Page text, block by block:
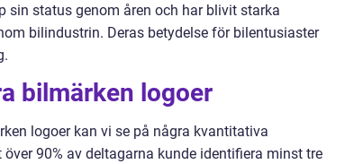
sin status genom åren och har blivit starka
bilindustrin. Deras betydelse för bilentusiaster
bilmärken logoer
logoer kan vi se på några kvantitativa
90% av deltagarna kunde identifiera minst tre